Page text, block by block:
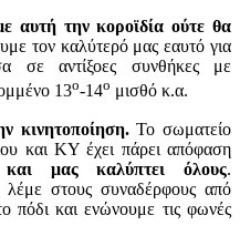
αυτή την κοροϊδία ούτε θα
τον καλύτερό μας εαυτό για
σε αντίξοες συνθήκες με
13ο-14ο μισθό κ.α.
κινητοποίηση.Το σωματείο
και ΚΥ έχει πάρει απόφαση
μας καλύπτει όλους.
στους συναδέρφους από
πόδι και ενώνουμε τις φωνές